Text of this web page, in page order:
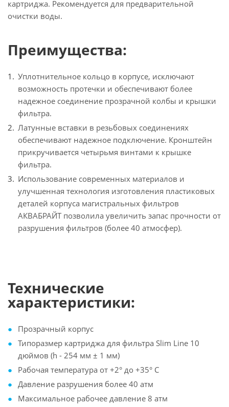
картриджа. Рекомендуется для предварительной
очистки воды.
Преимущества:
Уплотнительное кольцо в корпусе, исключают
возможность протечки и обеспечивают более
надежное соединение прозрачной колбы и крышки
фильтра.
Латунные вставки в резьбовых соединениях
обеспечивают надежное подключение. Кронштейн
прикручивается четырьмя винтами к крышке
фильтра.
Использование современных материалов и
улучшенная технология изготовления пластиковых
деталей корпуса магистральных фильтров
АКВАБРАЙТ позволила увеличить запас прочности от
разрушения фильтров (более 40 атмосфер).
Технические
характеристики:
Прозрачный корпус
Типоразмер картриджа для фильтра Slim Line 10
дюймов (h - 254 мм ± 1 мм)
Рабочая температура от +2° до +35° С
Давление разрушения более 40 атм
Максимальное рабочее давление 8 атм